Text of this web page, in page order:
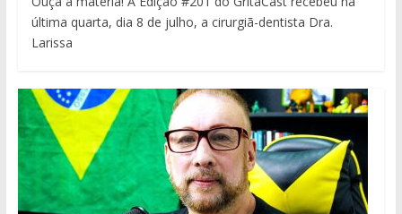
última quarta, dia 8 de julho, a cirurgiã-dentista Dra.
Larissa